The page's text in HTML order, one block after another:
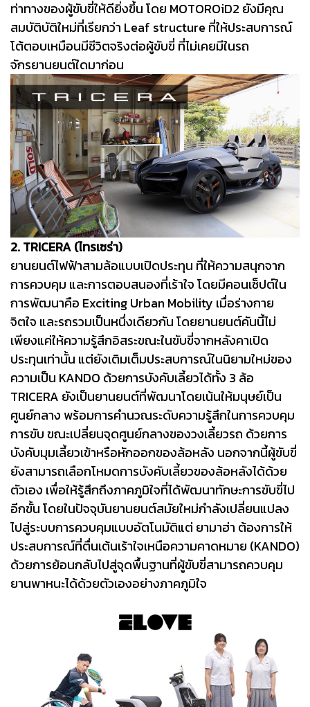
ท่าทางของผู้ขับขี่ให้ดียิ่งขึ้น โดย MOTOROiD2 ยังมีคุณ
สมบัติบัติใหม่ที่เรียกว่า Leaf structure ที่ให้ประสบการณ์
โต้ตอบเหมือนมีชีวิตจริงต่อผู้ขับขี่ ที่ไม่เคยมีในรถ
จักรยานยนต์ใดมาก่อน
2. TRICERA (ไทรเซร่า)
ยานยนต์ไฟฟ้าสามล้อแบบเปิดประทุน ที่ให้ความสนุกจาก
การควบคุม และการตอบสนองที่เร้าใจ โดยมีคอนเซ็ปต์ใน
การพัฒนาคือ Exciting Urban Mobility เมื่อร่างกาย
จิตใจ และรถรวมเป็นหนึ่งเดียวกัน โดยยานยนต์คันนี้ไม่
เพียงแค่ให้ความรู้สึกอิสระขณะในขับขี่จากหลังคาเปิด
ประทุนเท่านั้น แต่ยังเติมเต็มประสบการณ์ในนิยามใหม่ของ
ความเป็น KANDO ด้วยการบังคับเลี้ยวได้ทั้ง 3 ล้อ
TRICERA ยังเป็นยานยนต์ที่พัฒนาโดยเน้นให้มนุษย์เป็น
ศูนย์กลาง พร้อมการคำนวณระดับความรู้สึกในการควบคุม
การขับ ขณะเปลี่ยนจุดศูนย์กลางของวงเลี้ยวรถ ด้วยการ
บังคับมุมเลี้ยวเข้าหรือหักออกของล้อหลัง นอกจากนี้ผู้ขับขี่
ยังสามารถเลือกโหมดการบังคับเลี้ยวของล้อหลังได้ด้วย
ตัวเอง เพื่อให้รู้สึกถึงภาคภูมิใจที่ได้พัฒนาทักษะการขับขี่ไป
อีกขั้น โดยในปัจจุบันยานยนต์สมัยใหม่กำลังเปลี่ยนแปลง
ไปสู่ระบบการควบคุมแบบอัตโนมัติแต่ ยามาฮ่า ต้องการให้
ประสบการณ์ที่ตื่นเต้นเร้าใจเหนือความคาดหมาย (KANDO)
ด้วยการย้อนกลับไปสู่จุดพื้นฐานที่ผู้ขับขี่สามารถควบคุม
ยานพาหนะได้ด้วยตัวเองอย่างภาคภูมิใจ